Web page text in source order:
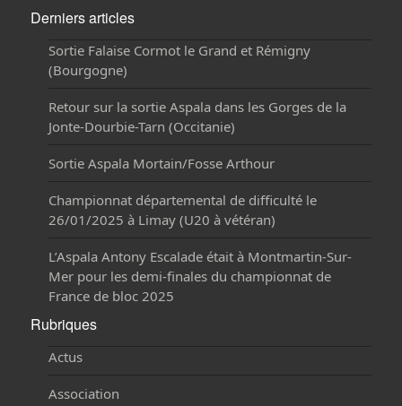
Derniers articles
Sortie Falaise Cormot le Grand et Rémigny
(Bourgogne)
Retour sur la sortie Aspala dans les Gorges de la
Jonte-Dourbie-Tarn (Occitanie)
Sortie Aspala Mortain/Fosse Arthour
Championnat départemental de difficulté le
26/01/2025 à Limay (U20 à vétéran)
L’Aspala Antony Escalade était à Montmartin-Sur-
Mer pour les demi-finales du championnat de
France de bloc 2025
Rubriques
Actus
Association